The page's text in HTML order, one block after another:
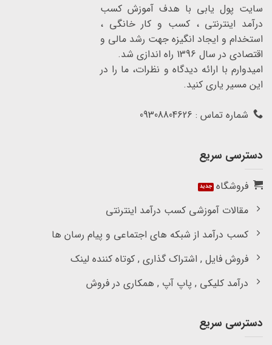
سایت پول یابی با هدف آموزش کسب
درآمد اینترنتی ، کسب و کار خانگی ،
استخدام و ایجاد انگیزه جهت رشد مالی و
اقتصادی در سال 1396 راه اندازی شد.
امیدوارم با ارائه دیدگاه و نظرات، ما را در
این مسیر یاری کنید.
شماره تماس : 09308804626
دسترسی سریع
فروشگاه
مقالات آموزشی کسب درآمد اینترنتی
کسب درآمد از شبکه های اجتماعی و پیام رسان ها
فروش فایل , اشتراک گذاری , کوتاه کننده لینک
درآمد کلیکی , پاپ آپ , همکاری در فروش
دسترسی سریع